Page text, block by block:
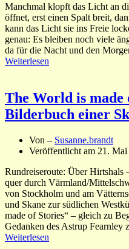
Manchmal klopft das Licht an
öffnet, erst einen Spalt breit,
kann das Licht sie ins Freie
genau: Es bleiben noch viele
da für die Nacht und den
Weiterlesen
The World is made
Bilderbuch einer
Von – Susanne.brandt
Veröffentlicht am 21. Mai
Rundreiseroute: Über Hirtshals
quer durch Värmland/
von Stockholm und am
und Skane zur südlichen
made of Stories“ – gleich zu
Gedanken des Astrup Fearnley
Weiterlesen